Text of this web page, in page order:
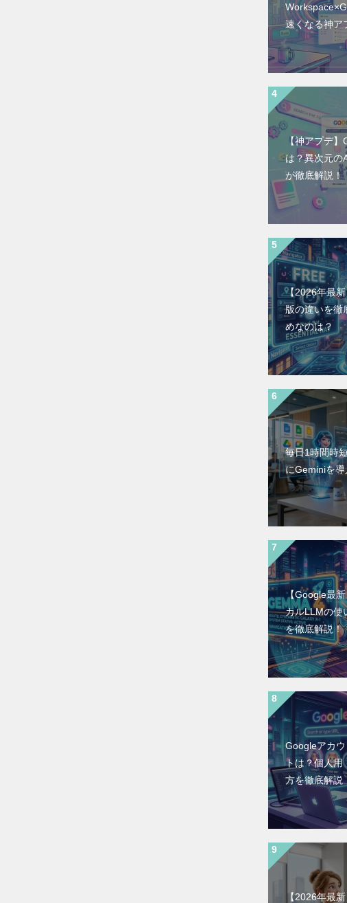
速くなる神ア
【神アプデ
は？異次元の
が徹底解説！
【2026年最
版の違いを徹
めなのは？
毎日1時間時
にGeminiを
【Google最
カルLLMの使
を徹底解説！
Googleアカ
トは？個人用
方を徹底解説
【2026年最